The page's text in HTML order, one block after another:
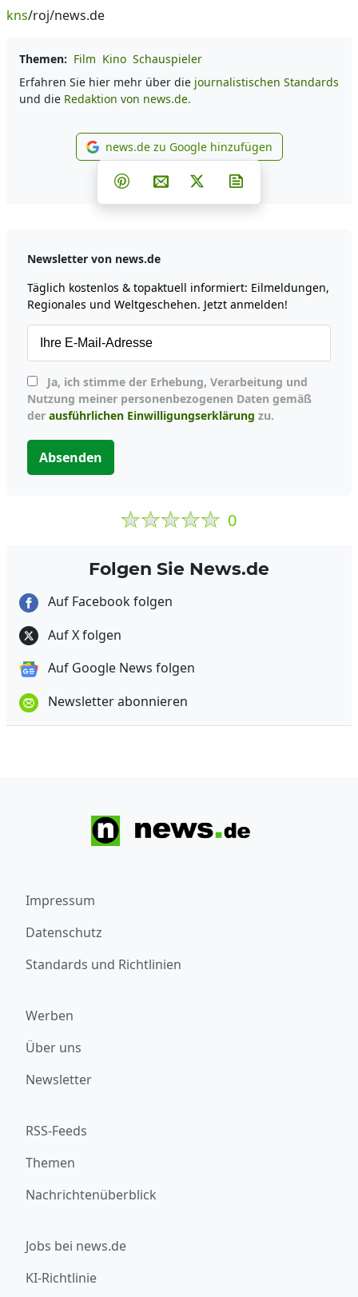
kns/roj/news.de
Themen: Film Kino Schauspieler
Erfahren Sie hier mehr über die journalistischen Standards
und die Redaktion von news.de.
news.de zu Google
news.de zu Google hinzufügen
Teilen auf Facebook
Teilen auf Whatsapp
Teilen auf Telegram
Teilen auf Pinterest
Per E-Mail teilen
Post auf X
Newsletter von news.de
Täglich kostenlos & topaktuell informiert: Eilmeldungen,
Regionales und Weltgeschehen. Jetzt anmelden!
Nutzung meiner personenbezogenen Daten gemäß
der ausführlichen Einwilligungserklärung zu.
Absenden
0
Folgen Sie News.de
Auf Facebook folgen
Auf X folgen
Auf Google News folgen
Newsletter abonnieren
Impressum
Datenschutz
Standards und Richtlinien
Werben
Über uns
Newsletter
RSS-Feeds
Themen
Nachrichtenüberblick
Jobs bei news.de
KI-Richtlinie